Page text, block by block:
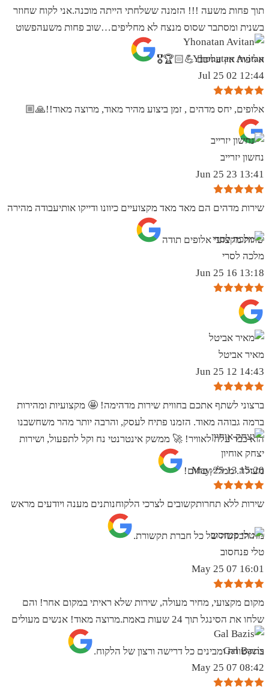
תוך פחות משעה !!! הזמנה ששלחתי הייתה מוכנה.אני לקוח שחוזר
בשנית ומסתבר שסוס מנצח לא מחליפים…שוב פחות משעהפשוט
אליפות אין עליכם 💪🏻🏆🎖
Yhonatan Avitan
12:44 02 Jul 25
אלופים, יחס מדהים , זמן ביצוע מהיר מאוד, מרוצה מאוד!!🙏🏼
נחשון יזרייב
13:41 23 Jun 25
שירות מדהים הם מאד מאד מקצועיים כיוונו ודייקו אותיעבודה מהירה
שרות מקצועי אלופים תודה
מלכה לסרי
13:18 16 Jun 25
מאיר אביטל
14:43 12 Jun 25
ברצוני לשתף אתכם בחווית שירות מדהימה! 🤩 מקצועיות ומהירות
ברמה גבוהה מאוד. הזמנו פתיח לעסק, והרבה יותר מהר משחשבנו
הוא כבר עלה לאוויר! 🚀 ממשק אינטרנטי נח וקל לתפעול, ושירות
מעולה. ממליץ בחום!
יצחק אוחיון
15:20 13 May 25
שירות ללא תחרותקשובים לצרכי הלקוחנותנים מענה ויודעים מראש
מה הבקשה של כל חברת תקשורת.
טלי פנחסוב
16:01 07 May 25
מקום מקצועי, מחיר מעולה, שירות שלא ראיתי במקום אחר! והם
שלחו את הסינגל תוך 24 שעות באמת.מרוצה מאוד! אנשים מעולים
בתקשורת ומבינים כל דרישה ורצון של הלקוח.
Gal Bazis
08:42 07 May 25